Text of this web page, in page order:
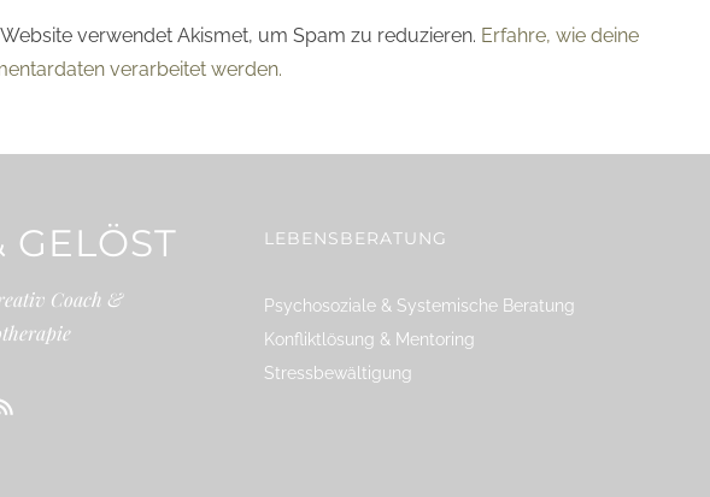
Website verwendet Akismet, um Spam zu reduzieren. Erfahre, wie deine
verarbeitet werden.
GELÖST
Coach &
LEBENSBERATUNG
Psychosoziale & Systemische Beratung
Konfliktlösung & Mentoring
Stressbewältigung